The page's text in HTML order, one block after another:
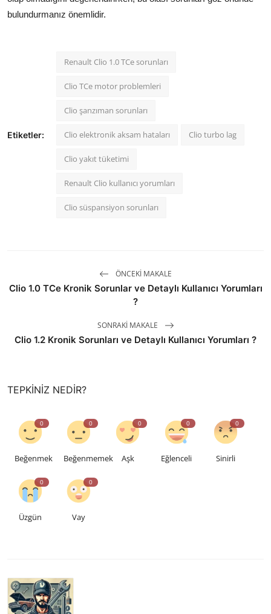
bulundurmanız önemlidir.
Etiketler:
Renault Clio 1.0 TCe sorunları
Clio TCe motor problemleri
Clio şanzıman sorunları
Clio elektronik aksam hataları Clio turbo lag
Clio yakıt tüketimi
Renault Clio kullanıcı yorumları
Clio süspansiyon sorunları
ÖNCEKI MAKALE
Clio 1.0 TCe Kronik Sorunlar ve Detaylı Kullanıcı Yorumları
?
SONRAKI MAKALE
Clio 1.2 Kronik Sorunları ve Detaylı Kullanıcı Yorumları ?
TEPKINIZ NEDIR?
0
Beğenmek
0
Beğenmemek
0
Aşk
0
Eğlenceli
0
Sinirli
0
Üzgün
0
Vay